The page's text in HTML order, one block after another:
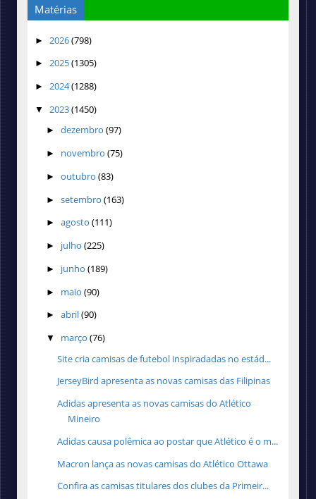
Matérias
► 2026(798)
► 2025(1305)
► 2024(1288)
▼ 2023(1450)
► dezembro (97)
► novembro (75)
► outubro (83)
► setembro (163)
► agosto (111)
► julho (225)
► junho (189)
► maio (90)
► abril(90)
▼ março (76)
Site cria camisas de futebol inspiradadas no estád...
JerseyBird apresenta as novas camisas das Filipinas
Adidas apresenta as novas camisas do Atlético
Mineiro
Adidas causa polêmica ao postar que Atlético é o m...
Macron lança as novas camisas do Atlético Ottawa
Confira as camisas titulares dos clubes da Primeir...